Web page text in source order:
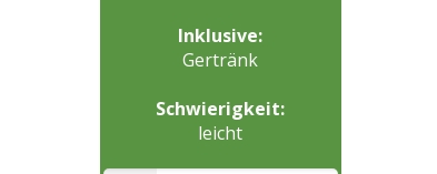
Inklusive:
Gertränk
Schwierigkeit:
leicht